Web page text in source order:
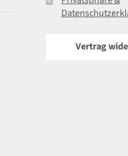
Vertrag